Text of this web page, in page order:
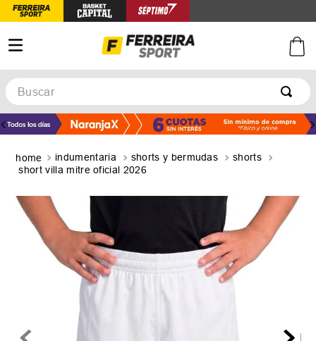
Buscar
indumentaria shorts y bermudas
shorts
short villa mitre oficial 2026
TÉRMINOS MÁS BUSCADOS
2.
zapatillas
4.
zapatillas mujer
zapatillas adidas